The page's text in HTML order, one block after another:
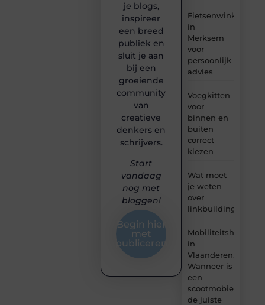
Fietsenwinkel
in
Merksem
voor
persoonlijk
advies
Voegkitten
voor
binnen en
buiten
correct
kiezen
Wat moet
je weten
over
linkbuilding?
in
Vlaanderen.
Wanneer is
een
scootmobiel
de juiste
je blogs,
inspireer
een breed
publiek en
sluit je aan
bij een
groeiende
community
van
creatieve
denkers en
schrijvers.
Start
vandaag
nog met
bloggen!
Begin hier
met
publiceren